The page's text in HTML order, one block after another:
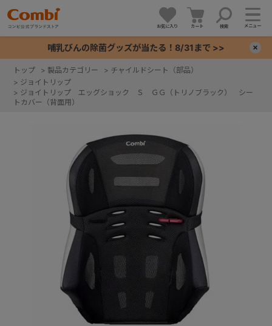
お気に入り カート 検索 メニュー
哺乳びんの除菌グッズが当たる！8/31まで >>
トップ > 製品カテゴリー > チャイルドシート（部品）
> ジョイトリップ
> ジョイトリップ エッグショック Ｓ ＧＧ（トリノブラック） シー
トカバー（背面用）